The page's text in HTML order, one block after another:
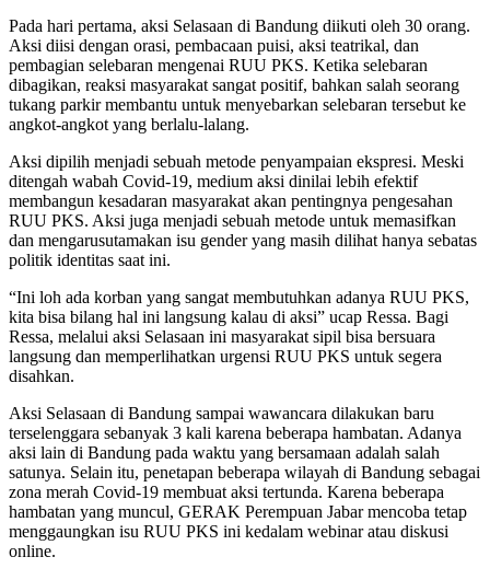
Pada hari pertama, aksi Selasaan di Bandung diikuti oleh 30 orang.
Aksi diisi dengan orasi, pembacaan puisi, aksi teatrikal, dan
pembagian selebaran mengenai RUU PKS. Ketika selebaran
dibagikan, reaksi masyarakat sangat positif, bahkan salah seorang
tukang parkir membantu untuk menyebarkan selebaran tersebut ke
angkot-angkot yang berlalu-lalang.
Aksi dipilih menjadi sebuah metode penyampaian ekspresi. Meski
ditengah wabah Covid-19, medium aksi dinilai lebih efektif
membangun kesadaran masyarakat akan pentingnya pengesahan
RUU PKS. Aksi juga menjadi sebuah metode untuk memasifkan
dan mengarusutamakan isu gender yang masih dilihat hanya sebatas
politik identitas saat ini.
“Ini loh ada korban yang sangat membutuhkan adanya RUU PKS,
kita bisa bilang hal ini langsung kalau di aksi” ucap Ressa. Bagi
Ressa, melalui aksi Selasaan ini masyarakat sipil bisa bersuara
langsung dan memperlihatkan urgensi RUU PKS untuk segera
disahkan.
Aksi Selasaan di Bandung sampai wawancara dilakukan baru
terselenggara sebanyak 3 kali karena beberapa hambatan. Adanya
aksi lain di Bandung pada waktu yang bersamaan adalah salah
satunya. Selain itu, penetapan beberapa wilayah di Bandung sebagai
zona merah Covid-19 membuat aksi tertunda. Karena beberapa
hambatan yang muncul, GERAK Perempuan Jabar mencoba tetap
menggaungkan isu RUU PKS ini kedalam webinar atau diskusi
online.